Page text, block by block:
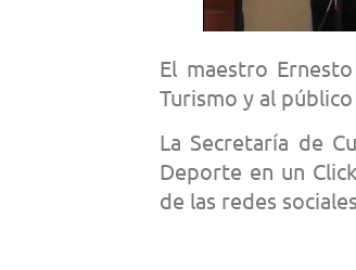
El maestro
Turismo y al
La Secretaría de
Deporte en un
de las redes